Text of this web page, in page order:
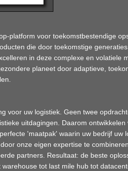
platform voor toekomstbestendige
die door toekomstige
in deze complexe en volatiele
planeet door adaptieve,
voor uw logistiek. Geen twee
uitdagingen. Daarom
'maatpak' waarin uw bedrijf uw
onze eigen expertise te
partners. Resultaat: de beste
tot last mile hub tot